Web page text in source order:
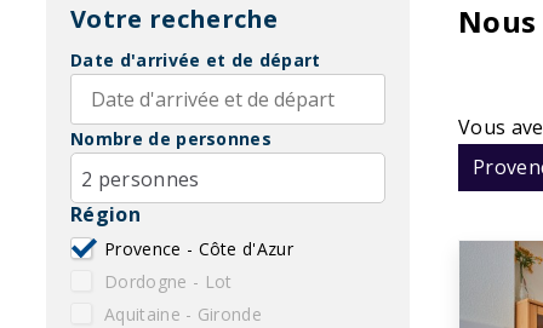
Votre recherche
Date d'arrivée et de départ
Nombre de personnes
2 personnes
Région
Dordogne - Lot
Aquitaine - Gironde
Provence - Côte d'Azur
Vous